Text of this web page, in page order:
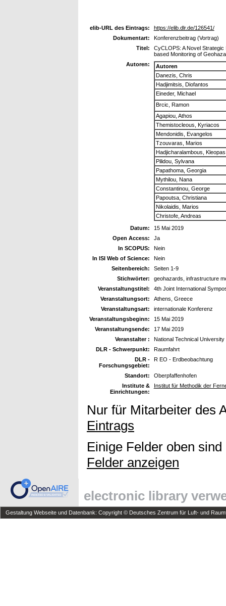
elib-URL des Eintrags:
https://elib.dlr.de/126541/
Dokumentart:
Konferenzbeitrag (Vortrag)
Titel:
CyCLOPS: A Novel
based Monitoring of
Autoren:
Autoren
Danezis, Chris
Hadjimitsis, Diofantos
Eineder, Michael
Brcic, Ramon
Agapiou, Athos
Themistocleous, Kyriacos
Mendonidis, Evangelos
Tzouvaras, Marios
Hadjicharalambous, Kleopas
Pilidou, Sylvana
Papathoma, Georgia
Mythilou, Nana
Constantinou, George
Papoutsa, Christiana
Nikolaidis, Marios
Christofe, Andreas
Datum:
15 Mai 2019
Open Access:
Ja
In SCOPUS:
Nein
In ISI Web of Science:
Nein
Seitenbereich:
Seiten 1-9
Stichwörter:
geohazards, infrastructure
Veranstaltungstitel:
4th Joint International
Veranstaltungsort:
Athens, Greece
Veranstaltungsart:
internationale Konferenz
Veranstaltungsbeginn:
15 Mai 2019
Veranstaltungsende:
17 Mai 2019
Veranstalter :
National Technical University
DLR - Schwerpunkt:
Raumfahrt
DLR -
Forschungsgebiet:
R EO - Erdbeobachtung
Standort:
Oberpfaffenhofen
Institute &
Einrichtungen:
Institut für Methodik der
Nur für Mitarbeiter des
Eintrags
Einige Felder oben
Felder anzeigen
electronic library
Gestaltung Webseite und Datenbank: Copyright © Deutsches Zentrum für Luft- und